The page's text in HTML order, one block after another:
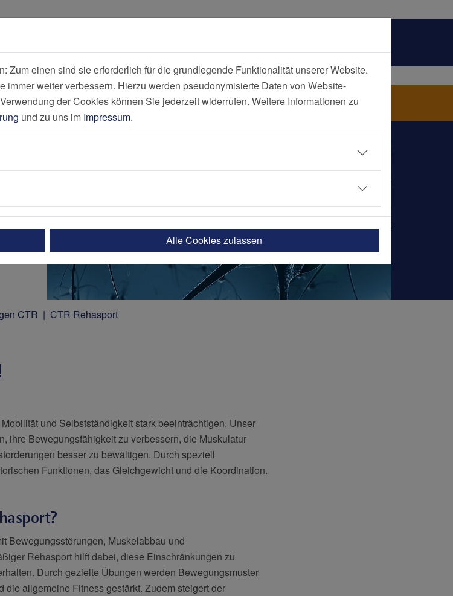
Neurologischer Rehasport
CTR CTR Rehasport
und Selbstständigkeit stark beeinträchtigen. Unser
ihre Bewegungsfähigkeit zu verbessern, die Muskulatur
besser zu bewältigen. Durch speziell
Funktionen, das Gleichgewicht und die Koordination.
Bewegungsstörungen, Muskelabbau und
Rehasport hilft dabei, diese Einschränkungen zu
Durch gezielte Übungen werden Bewegungsmuster
allgemeine Fitness gestärkt. Zudem steigert der
einen sind sie erforderlich für die grundlegende Funktionalität unserer Website.
weiter verbessern. Hierzu werden pseudonymisierte Daten von Website-
der Cookies können Sie jederzeit widerrufen. Weitere Informationen zu
und zu uns im Impressum.
Alle Cookies zulassen